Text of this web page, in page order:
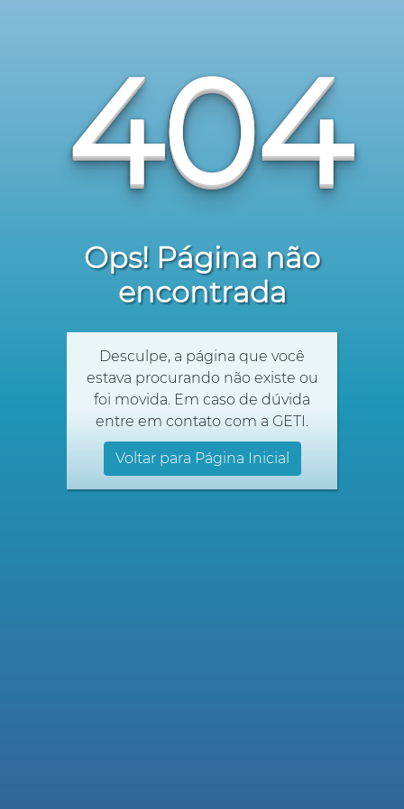
404
Ops! Página não
encontrada
Desculpe, a página que você
estava procurando não existe ou
foi movida. Em caso de dúvida
entre em contato com a GETI.
Voltar para Página Inicial